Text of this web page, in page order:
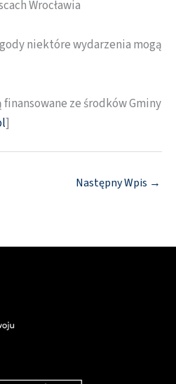
Wrocławia
niektóre wydarzenia mogą
finansowane ze środków Gminy
]
Następny Wpis →